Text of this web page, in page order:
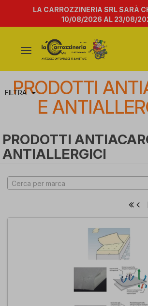
LA CARROZZINERIA SRL SARÀ
10/08/2026 AL 23/08/
Attiva/disattiva
navigazione
FILTRA
PRODOTTI
E
PRODOTTI
ANTIALLERGICI
Cerca per marca